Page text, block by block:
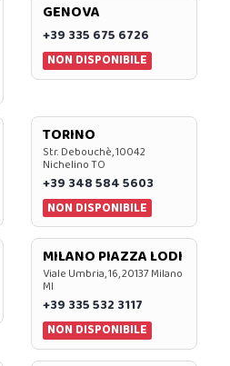
GENOVA
+39 335 675 6726
NON DISPONIBILE
TORINO
Str. Debouchè, 10042
Nichelino TO
+39 348 584 5603
NON DISPONIBILE
MILANO PIAZZA LODI
Viale Umbria, 16, 20137 Milano
MI
+39 335 532 3117
NON DISPONIBILE